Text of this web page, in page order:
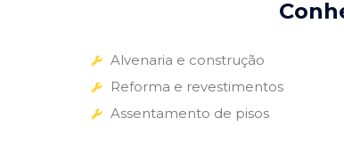
Alvenaria e construção
Reforma e revestimentos
Assentamento de pisos